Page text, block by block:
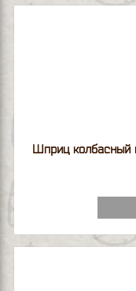
Шприц колбасный